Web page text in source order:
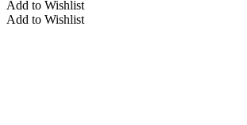
Add to Wishlist
Add to Wishlist